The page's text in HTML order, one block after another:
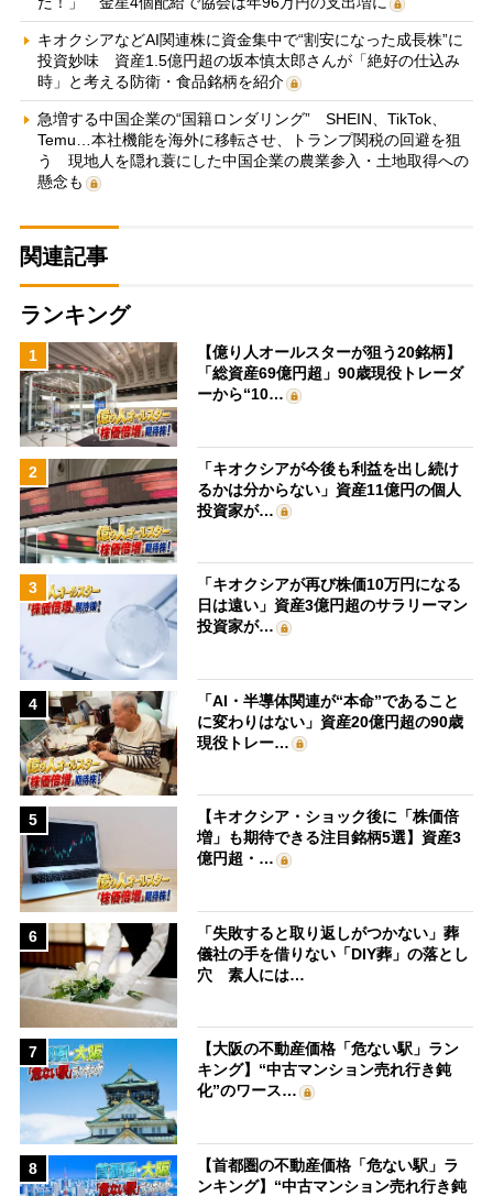
キオクシアなどAI関連株に資金集中で“割安になった成長株”に
投資妙味 資産1.5億円超の坂本慎太郎さんが「絶好の仕込み
時」と考える防衛・食品銘柄を紹介
急増する中国企業の“国籍ロンダリング” SHEIN、TikTok、
Temu…本社機能を海外に移転させ、トランプ関税の回避を狙
う 現地人を隠れ蓑にした中国企業の農業参入・土地取得への
懸念も
関連記事
ランキング
1
【億り人オールスターが狙う20銘柄】
「総資産69億円超」90歳現役トレーダ
ーから“10…
2
「キオクシアが今後も利益を出し続け
るかは分からない」資産11億円の個人
投資家が…
3
「キオクシアが再び株価10万円になる
日は遠い」資産3億円超のサラリーマン
投資家が…
4
「AI・半導体関連が“本命”であること
に変わりはない」資産20億円超の90歳
現役トレー…
5
【キオクシア・ショック後に「株価倍
増」も期待できる注目銘柄5選】資産3
億円超・…
6
「失敗すると取り返しがつかない」葬
儀社の手を借りない「DIY葬」の落とし
穴 素人には…
7
【大阪の不動産価格「危ない駅」ラン
キング】“中古マンション売れ行き鈍
化”のワース…
8
【首都圏の不動産価格「危ない駅」ラ
ンキング】“中古マンション売れ行き鈍